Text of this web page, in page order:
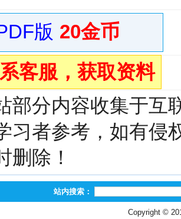
版 20金币
客服，获取资料
部分内容收集于互
习者参考，如有侵
删除！
站内搜索：
Copyright ©